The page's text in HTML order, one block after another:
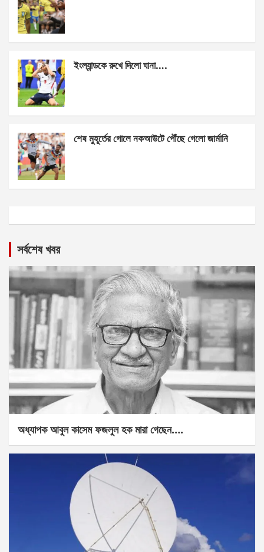
ইংল্যান্ডকে রুখে দিলো ঘানা….
শেষ মুহূর্তের গোলে নকআউটে পৌঁছে গেলো জার্মানি
সর্বশেষ খবর
অধ্যাপক আবুল কাসেম ফজলুল হক মারা গেছেন….